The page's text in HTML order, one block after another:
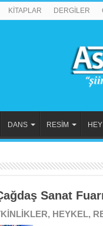
KİTAPLAR DERGİLER
DANS RESİM
Sanat
, HEYKEL,